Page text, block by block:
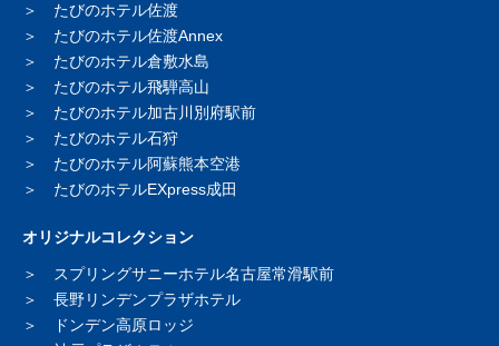
たびのホテル佐渡
たびのホテル佐渡Annex
たびのホテル倉敷水島
たびのホテル飛騨高山
たびのホテル加古川別府駅前
たびのホテル石狩
たびのホテル阿蘇熊本空港
たびのホテルEXpress成田
オリジナルコレクション
スプリングサニーホテル名古屋常滑駅前
長野リンデンプラザホテル
ドンデン高原ロッジ